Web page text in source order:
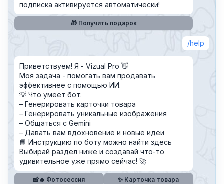
подписка активируется автоматически!
🎁 Получить подарок
help
Приветствуем! Я - Vizual Pro 👋
Моя задача - помогать вам продавать
эффективнее с помощью ИИ.
💡 Что умеет бот:
– Генерировать карточки товара
– Генерировать уникальные изображения
– Общаться с Gemini
– Давать вам вдохновение и новые идеи
📘 Инструкцию по боту можно найти здесь
Выбирай раздел ниже и создавай что-то
удивительное уже прямо сейчас! 🚀
📸🔥 Фотосессия
✨ Карточка товара